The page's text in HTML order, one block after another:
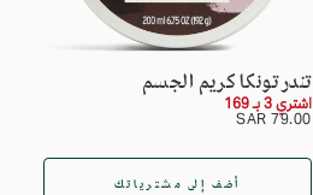
تندر تونكا كريم الجسم
اشتري 3 بـ 169
79.00
السعر
79.00 SAR
أضف إلى مشترياتك